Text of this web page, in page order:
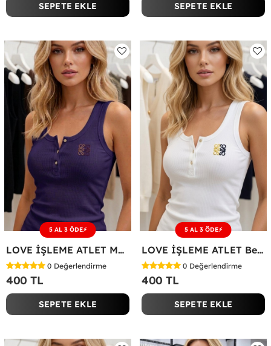
SEPETE EKLE SEPETE EKLE
5 AL 3 ÖDE⚡
LOVE İŞLEME ATLET Mürdüm
0 Değerlendirme
400 TL
SEPETE EKLE
5 AL 3 ÖDE⚡
LOVE İŞLEME ATLET Beyaz
0 Değerlendirme
400 TL
SEPETE EKLE